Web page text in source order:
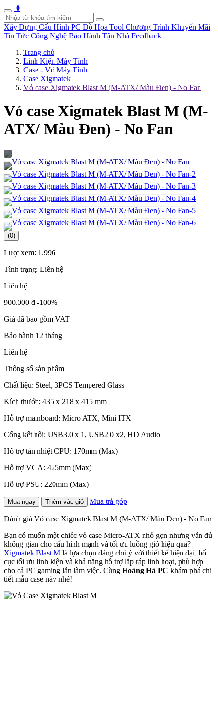
0
Xây Dựng Cấu Hình PC Đồ Họa Tool Chương Trình Khuyến Mãi
Tin Tức Công Nghệ Bảo Hành Tận Nhà Feedback
Trang chủ
Linh Kiện Máy Tính
Case - Vỏ Máy Tính
Case Xigmatek
Vỏ case Xigmatek Blast M (M-ATX/ Màu Đen) - No Fan
Vỏ case Xigmatek Blast M (M-
ATX/ Màu Đen) - No Fan
(0)
Lượt xem: 1.996
Tình trạng: Liên hệ
Liên hệ
900.000 đ-100%
Giá đã bao gồm VAT
Bảo hành 12 tháng
Liên hệ
Thông số sản phẩm
Chất liệu: Steel, 3PCS Tempered Glass
Kích thước: 435 x 218 x 415 mm
Hỗ trợ mainboard: Micro ATX, Mini ITX
Cổng kết nối: USB3.0 x 1, USB2.0 x2, HD Audio
Hỗ trợ tản nhiệt CPU: 170mm (Max)
Hỗ trợ VGA: 425mm (Max)
Hỗ trợ PSU: 220mm (Max)
Mua ngay Thêm vào giỏ Mua trả góp
Đánh giá Vỏ case Xigmatek Blast M (M-ATX/ Màu Đen) - No Fan
Bạn có muốn một chiếc vỏ case Micro-ATX nhỏ gọn nhưng vẫn đủ
không gian cho cấu hình mạnh và tối ưu luồng gió hiệu quả?
Xigmatek Blast M là lựa chọn đáng chú ý với thiết kế hiện đại, bố
cục tối ưu linh kiện và khả năng hỗ trợ lắp ráp linh hoạt, phù hợp
cho cả PC gaming lẫn làm việc. Cùng Hoàng Hà PC khám phá chi
tiết mẫu case này nhé!